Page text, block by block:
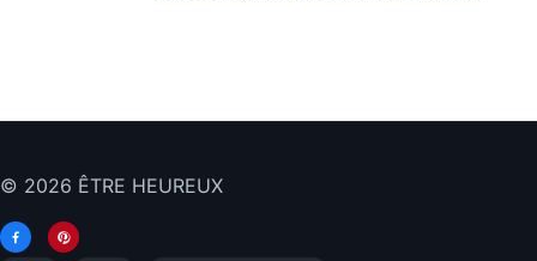
© 2026 ÊTRE HEUREUX